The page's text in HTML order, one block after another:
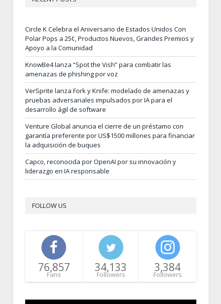
Circle K Celebra el Aniversario de Estados Unidos Con
Polar Pops a 25¢, Productos Nuevos, Grandes Premios y
Apoyo a la Comunidad
KnowBe4 lanza “Spot the Vish” para combatir las
amenazas de phishing por voz
VerSprite lanza Fork y Knife: modelado de amenazas y
pruebas adversariales impulsados por IA para el
desarrollo ágil de software
Venture Global anuncia el cierre de un préstamo con
garantía preferente por US$1500 millones para financiar
la adquisición de buques
Capco, reconocida por OpenAI por su innovación y
liderazgo en IA responsable
FOLLOW US
76,857
Fans
34,133
Followers
3,384
Followers